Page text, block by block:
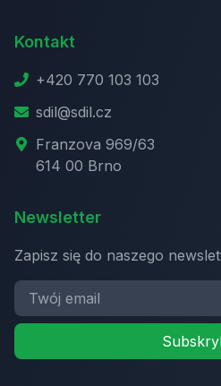
Kontakt
+420 770 103 103
sdil@sdil.cz
Franzova 969/63
614 00 Brno
Newsletter
Zapisz się do naszego